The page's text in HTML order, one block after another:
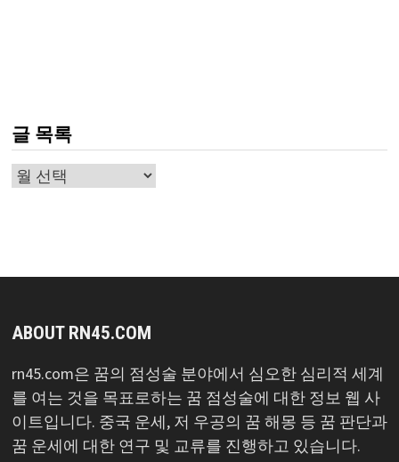
글 목록
글
ABOUT RN45.COM
rn45.com은 꿈의 점성술 분야에서 심오한 심리적 세계
를 여는 것을 목표로하는 꿈 점성술에 대한 정보 웹 사
이트입니다. 중국 운세, 저 우공의 꿈 해몽 등 꿈 판단과
꿈 운세에 대한 연구 및 교류를 진행하고 있습니다.